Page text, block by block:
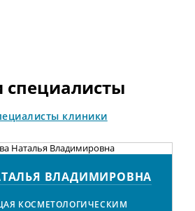
клиники
ВЛАДИМИРОВНА
КОСМЕТОЛОГИЧЕСКИМ